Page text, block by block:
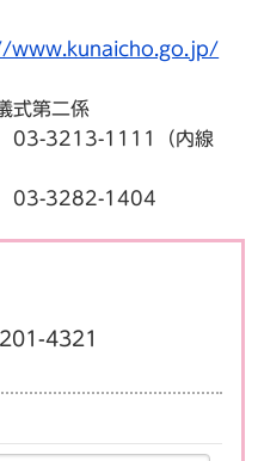
www.kunaicho.go.jp/
式第二係
1111（内線
3282-1404
4321